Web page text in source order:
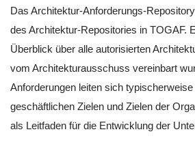
Das Architektur-Anforderungs-
des Architektur-Repositories in TOGAF.
Überblick über alle autorisierten
vom Architekturausschuss vereinbart
Anforderungen leiten sich
geschäftlichen Zielen und Zielen der
als Leitfaden für die Entwicklung der